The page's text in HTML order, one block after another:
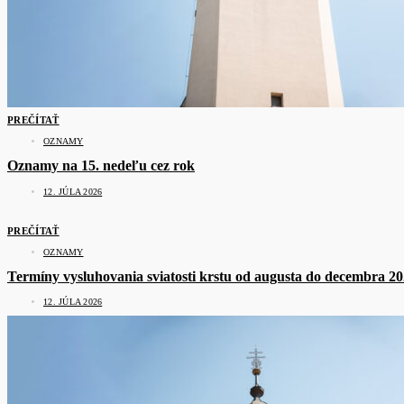
PREČÍTAŤ
OZNAMY
Oznamy na 15. nedeľu cez rok
12. JÚLA 2026
PREČÍTAŤ
OZNAMY
Termíny vysluhovania sviatosti krstu od augusta do decembra
12. JÚLA 2026